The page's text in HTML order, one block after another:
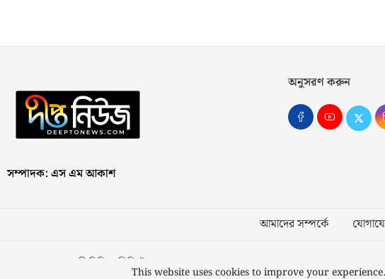
সম্পাদক: এস এম আকাশ
অনুসরণ করুন
আমাদের সম্পর্কে
স্বত্ব © ২০২৩ কাজী মিডিয়া লিমিটেডThis website uses cookies to improve your